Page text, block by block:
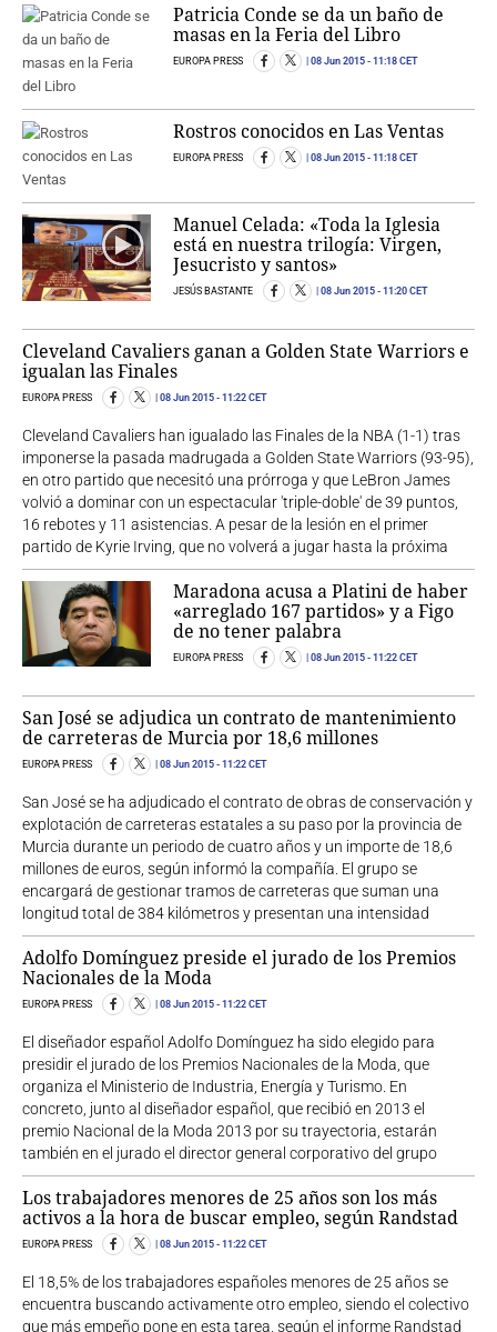
Patricia Conde se da un baño de
masas en la Feria del Libro
EUROPA PRESS 08 Jun 2015 - 11:18 CET
Rostros conocidos en Las Ventas
EUROPA PRESS 08 Jun 2015 - 11:18 CET
Manuel Celada: «Toda la Iglesia
está en nuestra trilogía: Virgen,
Jesucristo y santos»
JESÚS BASTANTE 08 Jun 2015 - 11:20 CET
Cleveland Cavaliers ganan a Golden State Warriors e
igualan las Finales
EUROPA PRESS 08 Jun 2015 - 11:22 CET
Cleveland Cavaliers han igualado las Finales de la NBA (1-1) tras
imponerse la pasada madrugada a Golden State Warriors (93-95),
en otro partido que necesitó una prórroga y que LeBron James
volvió a dominar con un espectacular 'triple-doble' de 39 puntos,
16 rebotes y 11 asistencias. A pesar de la lesión en el primer
partido de Kyrie Irving, que no volverá a jugar hasta la próxima
Maradona acusa a Platini de haber
«arreglado 167 partidos» y a Figo
de no tener palabra
EUROPA PRESS 08 Jun 2015 - 11:22 CET
San José se adjudica un contrato de mantenimiento
de carreteras de Murcia por 18,6 millones
EUROPA PRESS 08 Jun 2015 - 11:22 CET
San José se ha adjudicado el contrato de obras de conservación y
explotación de carreteras estatales a su paso por la provincia de
Murcia durante un periodo de cuatro años y un importe de 18,6
millones de euros, según informó la compañía. El grupo se
encargará de gestionar tramos de carreteras que suman una
longitud total de 384 kilómetros y presentan una intensidad
Adolfo Domínguez preside el jurado de los Premios
Nacionales de la Moda
EUROPA PRESS 08 Jun 2015 - 11:22 CET
El diseñador español Adolfo Domínguez ha sido elegido para
presidir el jurado de los Premios Nacionales de la Moda, que
organiza el Ministerio de Industria, Energía y Turismo. En
concreto, junto al diseñador español, que recibió en 2013 el
premio Nacional de la Moda 2013 por su trayectoria, estarán
también en el jurado el director general corporativo del grupo
Los trabajadores menores de 25 años son los más
activos a la hora de buscar empleo, según Randstad
EUROPA PRESS 08 Jun 2015 - 11:22 CET
El 18,5% de los trabajadores españoles menores de 25 años se
encuentra buscando activamente otro empleo, siendo el colectivo
que más empeño pone en esta tarea, según el informe Randstad